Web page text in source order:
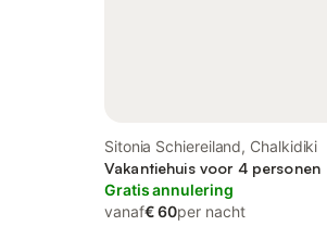
Sitonia Schiereiland, Chalkidiki
Vakantiehuis voor 4 personen
Gratis annulering
vanaf€ 60per nacht